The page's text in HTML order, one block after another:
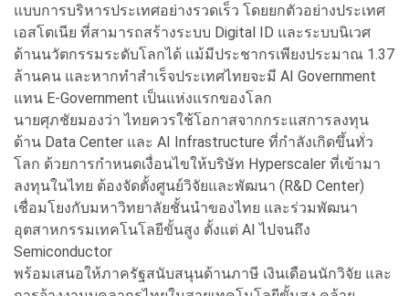
แบบการบริหารประเทศอย่างรวดเร็ว โดยยกตัวอย่างประเทศ
เอสโตเนีย ที่สามารถสร้างระบบ Digital ID และระบบนิเวศ
ด้านนวัตกรรมระดับโลกได้ แม้มีประชากรเพียงประมาณ 1.37
ล้านคน และหากทำสำเร็จประเทศไทยจะมี AI Government
แทน E-Government เป็นแห่งแรกของโลก
นายศุภชัยมองว่า ไทยควรใช้โอกาสจากกระแสการลงทุน
ด้าน Data Center และ AI Infrastructure ที่กำลังเกิดขึ้นทั่ว
โลก ด้วยการกำหนดเงื่อนไขให้บริษัท Hyperscaler ที่เข้ามา
ลงทุนในไทย ต้องจัดตั้งศูนย์วิจัยและพัฒนา (R&D Center)
เชื่อมโยงกับมหาวิทยาลัยชั้นนำของไทย และร่วมพัฒนา
อุตสาหกรรมเทคโนโลยีขั้นสูง ตั้งแต่ AI ไปจนถึง
Semiconductor
พร้อมเสนอให้ภาครัฐสนับสนุนด้านภาษี เงินเดือนนักวิจัย และ